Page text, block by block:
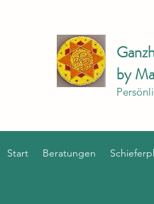
by
Start Beratungen